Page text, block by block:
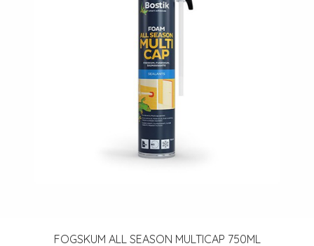
FOGSKUM ALL SEASON MULTICAP 750ML